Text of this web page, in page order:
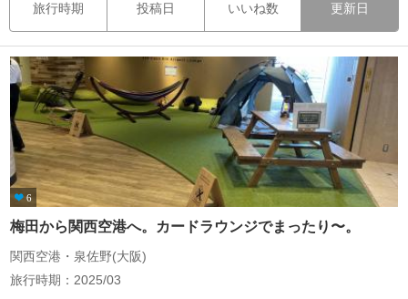
旅行時期 投稿日 いいね数 更新日
6
梅田から関西空港へ。カードラウンジでまったり〜。
関西空港・泉佐野(大阪)
旅行時期：2025/03